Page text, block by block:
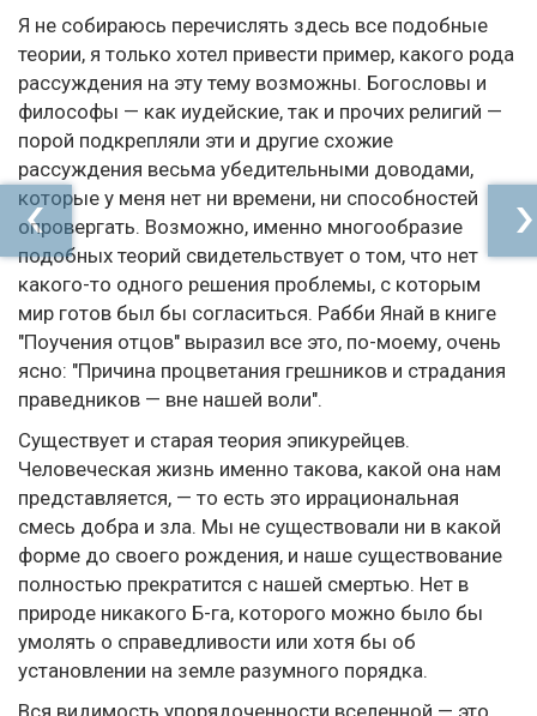
Я не собираюсь перечислять здесь все подобные
теории, я только хотел привести пример, какого рода
рассуждения на эту тему возможны. Богословы и
философы — как иудейские, так и прочих религий —
порой подкрепляли эти и другие схожие
рассуждения весьма убедительными доводами,
которые у меня нет ни времени, ни способностей
опровергать. Возможно, именно многообразие
подобных теорий свидетельствует о том, что нет
какого-то одного решения проблемы, с которым
мир готов был бы согласиться. Рабби Янай в книге
"Поучения отцов" выразил все это, по-моему, очень
ясно: "Причина процветания грешников и страдания
праведников — вне нашей воли".
Существует и старая теория эпикурейцев.
Человеческая жизнь именно такова, какой она нам
представляется, — то есть это иррациональная
смесь добра и зла. Мы не существовали ни в какой
форме до своего рождения, и наше существование
полностью прекратится с нашей смертью. Нет в
природе никакого Б-га, которого можно было бы
умолять о справедливости или хотя бы об
установлении на земле разумного порядка.
Вся видимость упорядоченности вселенной — это